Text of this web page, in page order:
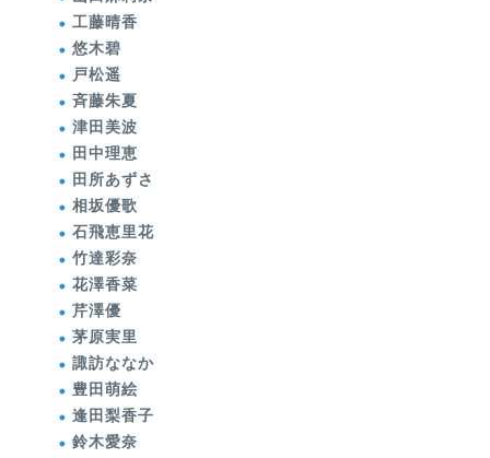
工藤晴香
悠木碧
戸松遥
斉藤朱夏
津田美波
田中理恵
田所あずさ
相坂優歌
石飛恵里花
竹達彩奈
花澤香菜
芹澤優
茅原実里
諏訪ななか
豊田萌絵
逢田梨香子
鈴木愛奈